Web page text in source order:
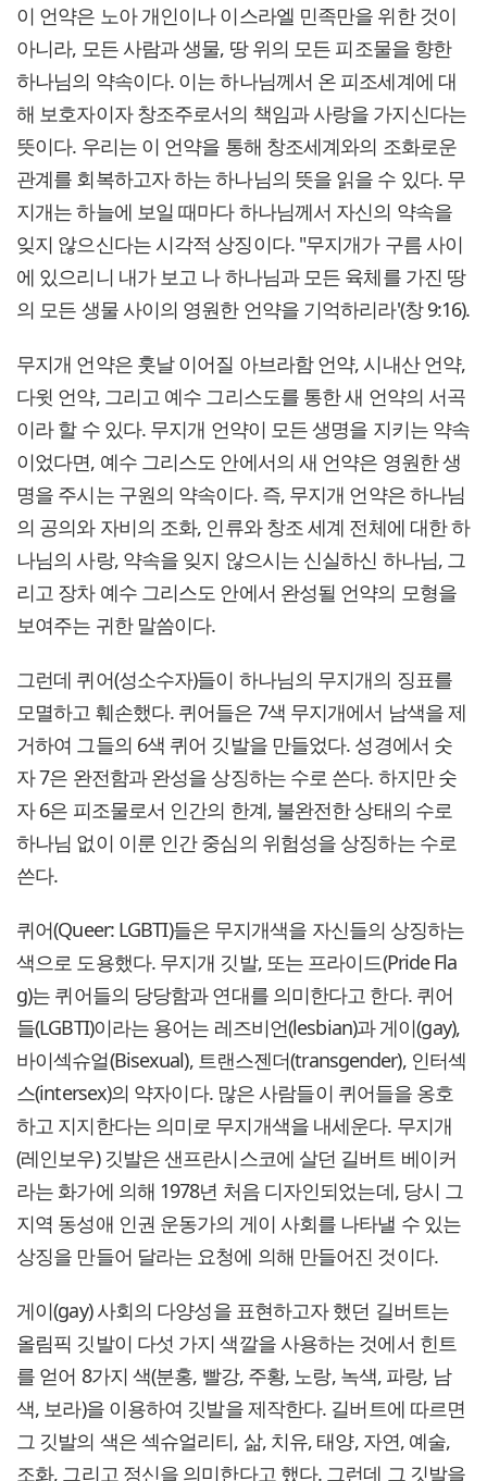
이 언약은 노아 개인이나 이스라엘 민족만을 위한 것이
아니라, 모든 사람과 생물, 땅 위의 모든 피조물을 향한
하나님의 약속이다. 이는 하나님께서 온 피조세계에 대
해 보호자이자 창조주로서의 책임과 사랑을 가지신다는
뜻이다.​ 우리는 이 언약을 통해 창조세계와의 조화로운
관계를 회복하고자 하는 하나님의 뜻을 읽을 수 있다. 무
지개는 하늘에 보일 때마다 하나님께서 자신의 약속을
잊지 않으신다는 시각적 상징이다. "무지개가 구름 사이
에 있으리니 내가 보고 나 하나님과 모든 육체를 가진 땅
의 모든 생물 사이의 영원한 언약을 기억하리라'(창 9:16).
​​​무지개 언약은 훗날 이어질 아브라함 언약, 시내산 언약,
다윗 언약, 그리고 예수 그리스도를 통한 새 언약의 서곡
이라 할 수 있다. 무지개 언약이 모든 생명을 지키는 약속
이었다면, 예수 그리스도 안에서의 새 언약은 영원한 생
명을 주시는 구원의 약속이다. 즉, 무지개 언약은 하나님
의 공의와 자비의 조화, 인류와 창조 세계 전체에 대한 하
나님의 사랑, 약속을 잊지 않으시는 신실하신 하나님, 그
리고 장차 예수 그리스도 안에서 완성될 언약의 모형을
보여주는 귀한 말씀이다.
그런데 퀴어(성소수자)들이 하나님의 무지개의 징표를
모멸하고 훼손했다. 퀴어들은 7색 무지개에서 남색을 제
거하여 그들의 6색 퀴어 깃발을 만들었다. 성경에서 숫
자 7은 완전함과 완성을 상징하는 수로 쓴다. 하지만 숫
자 6은 피조물로서 인간의 한계, 불완전한 상태의 수로
하나님 없이 이룬 인간 중심의 위험성을 상징하는 수로
쓴다.
퀴어(Queer: LGBTI)들은 무지개색을 자신들의 상징하는
색으로 도용했다. 무지개 깃발, 또는 프라이드(Pride Fla
g)는 퀴어들의 당당함과 연대를 의미한다고 한다. 퀴어
들(LGBTI)이라는 용어는 레즈비언(lesbian)과 게이(gay),
바이섹슈얼(Bisexual), 트랜스젠더(transgender), 인터섹
스(intersex)의 약자이다. 많은 사람들이 퀴어들을 옹호
하고 지지한다는 의미로 무지개색을 내세운다. 무지개
(레인보우) 깃발은 샌프란시스코에 살던 길버트 베이커
라는 화가에 의해 1978년 처음 디자인되었는데, 당시 그
지역 동성애 인권 운동가의 게이 사회를 나타낼 수 있는
상징을 만들어 달라는 요청에 의해 만들어진 것이다.
게이(gay) 사회의 다양성을 표현하고자 했던 길버트는
올림픽 깃발이 다섯 가지 색깔을 사용하는 것에서 힌트
를 얻어 8가지 색(분홍, 빨강, 주황, 노랑, 녹색, 파랑, 남
색, 보라)을 이용하여 깃발을 제작한다. 길버트에 따르면
그 깃발의 색은 섹슈얼리티, 삶, 치유, 태양, 자연, 예술,
조화, 그리고 정신을 의미한다고 했다. 그런데 그 깃발을